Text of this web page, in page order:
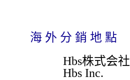
海 外 分 銷 地 點
Hbs株式会社
Hbs Inc.